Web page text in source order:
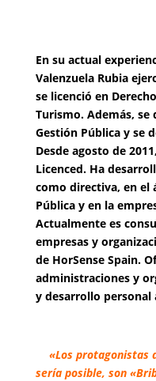
En su actual
Valenzuela Rubia
se licenció en
Turismo. Además,
Gestión Pública y se
Desde agosto de
Licenced. Ha
como directiva, en el
Pública y en la
Actualmente es
empresas y
de HorSense Spain.
administraciones y
y desarrollo personal
«Los protagonistas
sería posible, son